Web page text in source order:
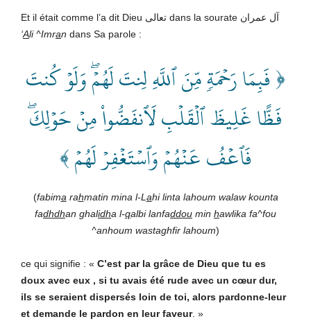
Et il était comme l’a dit Dieu تعالى dans la sourate آل عمران
‘Ali ^Imran dans Sa parole :
﴿ فَبِمَا رَحۡمَةٖ مِّنَ ٱللَّهِ لِنتَ لَهُمۡۖ وَلَوۡ كُنتَ
فَظًّا غَلِيظَ ٱلۡقَلۡبِ لَٱنفَضُّواْ مِنۡ حَوۡلِكَۖ
فَٱعۡفُ عَنۡهُمۡ وَٱسۡتَغۡفِرۡ لَهُمۡ ﴾
(fabima rahmatin mina l-L ahi linta lahoum walaw kounta
fadhdhan ghalidha l-qalbi lanfaddou min hawlika fa^fou
^anhoum wastaghfir lahoum)
ce qui signifie : « C’est par la grâce de Dieu que tu es
doux avec eux , si tu avais été rude avec un cœur dur,
ils se seraient dispersés loin de toi, alors pardonne-leur
et demande le pardon en leur faveur. »